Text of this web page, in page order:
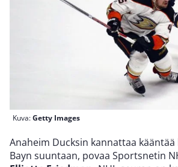
Kuva:Getty Images
Anaheim Ducksin kannattaa kääntää
Bayn suuntaan, povaa Sportsnetin